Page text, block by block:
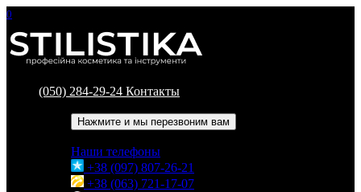
0
(050) 284-29-24 Контакты
Нажмите и мы перезвоним вам
Наши телефоны
+38 (097) 807-26-21
+38 (063) 721-17-07